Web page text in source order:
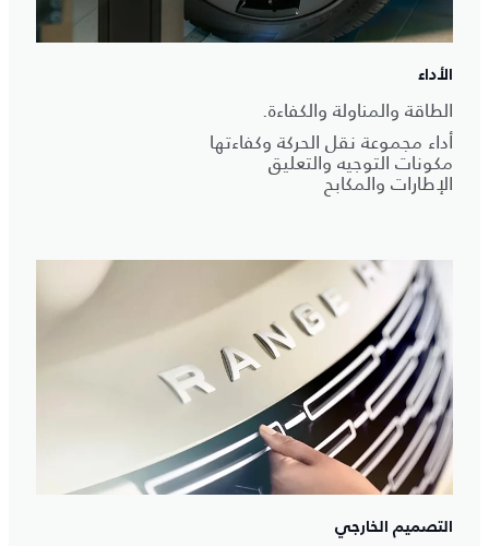
الأداء
الطاقة والمناولة والكفاءة.
أداء مجموعة نقل الحركة وكفاءتها
مكونات التوجيه والتعليق
الإطارات والمكابح
التصميم الخارجي